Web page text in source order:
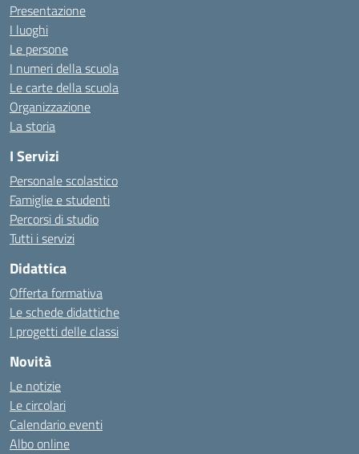
Presentazione
I luoghi
Le persone
I numeri della scuola
Le carte della scuola
Organizzazione
La storia
I Servizi
Personale scolastico
Famiglie e studenti
Percorsi di studio
Tutti i servizi
Didattica
Offerta formativa
Le schede didattiche
I progetti delle classi
Novità
Le notizie
Le circolari
Calendario eventi
Albo online